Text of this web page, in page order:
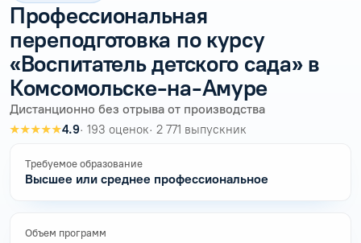
Профессиональная
переподготовка по курсу
«Воспитатель детского сада» в
Комсомольске-на-Амуре
Дистанционно без отрыва от производства
★★★★★4.9· 193 оценок· 2 771 выпускник
Требуемое образование
Высшее или среднее профессиональное
Объем программ